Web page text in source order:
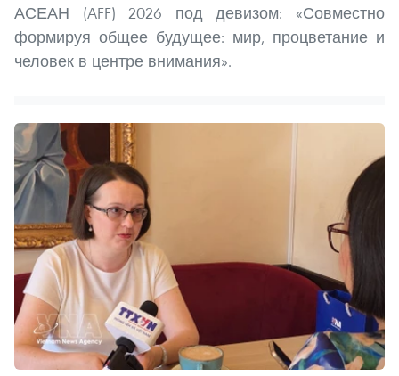
АСЕАН (AFF) 2026 под девизом: «Совместно
формируя общее будущее: мир, процветание и
человек в центре внимания».